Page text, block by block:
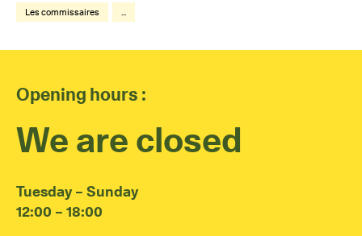
Les commissaires
...
Opening hours :
We are closed
Tuesday – Sunday
12:00 – 18:00